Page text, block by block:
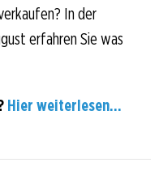
In der
erfahren Sie was
Hier weiterlesen...